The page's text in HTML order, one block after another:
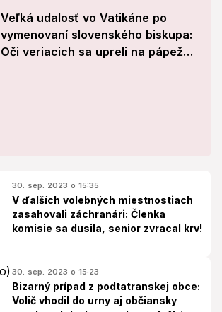
Veľká udalosť vo Vatikáne po
vymenovaní slovenského biskupa:
Oči veriacich sa upreli na pápeža
30. sep. 2023 o 15:35
V ďalších volebných miestnostiach
zasahovali záchranári: Členka
komisie sa dusila, senior zvracal krv!
30. sep. 2023 o 15:23
Bizarný prípad z podtatranskej obce:
Volič vhodil do urny aj občiansky